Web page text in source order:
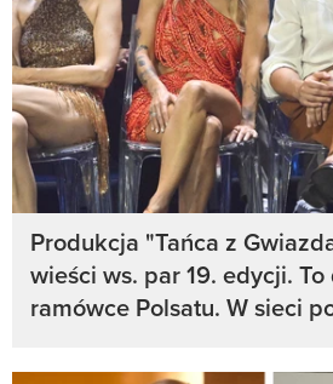
Produkcja "Tańca z
wieści ws. par 19. edycji. To
ramówce Polsatu. W sieci